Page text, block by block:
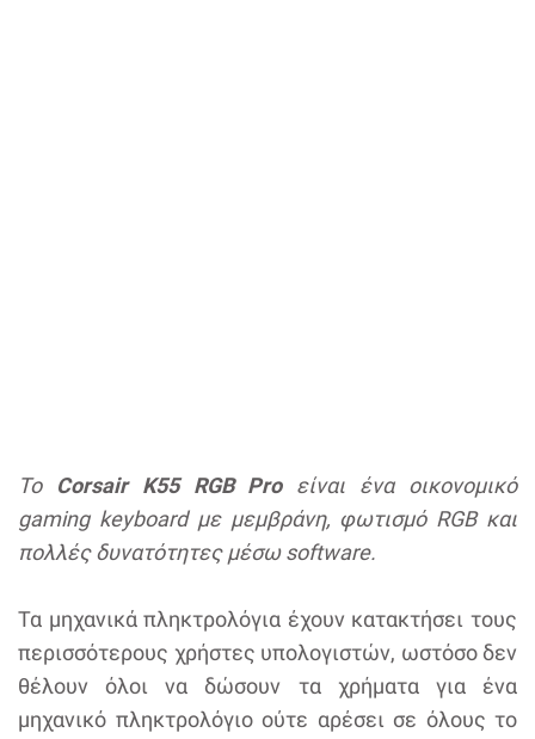
Το Corsair K55 RGB Proείναι ένα οικονομικό
gaming keyboard με μεμβράνη, φωτισμό RGB και
πολλές δυνατότητες μέσω software.
Τα μηχανικά πληκτρολόγια έχουν κατακτήσει τους
περισσότερους χρήστες υπολογιστών, ωστόσο δεν
θέλουν όλοι να δώσουν τα χρήματα για ένα
μηχανικό πληκτρολόγιο ούτε αρέσει σε όλους το